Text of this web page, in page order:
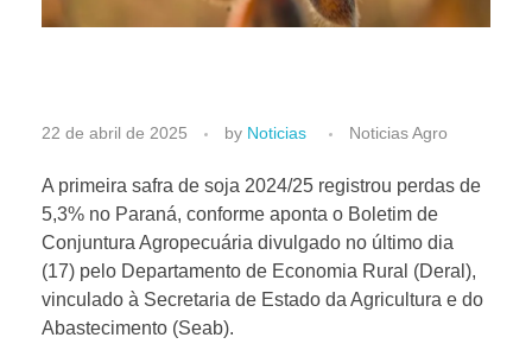
E
s
t
i
22 de abril de 2025 by Noticias Noticias Agro
A primeira safra de soja 2024/25 registrou perdas de
5,3% no Paraná, conforme aponta o Boletim de
Conjuntura Agropecuária divulgado no último dia
(17) pelo Departamento de Economia Rural (Deral),
vinculado à Secretaria de Estado da Agricultura e do
Abastecimento (Seab).